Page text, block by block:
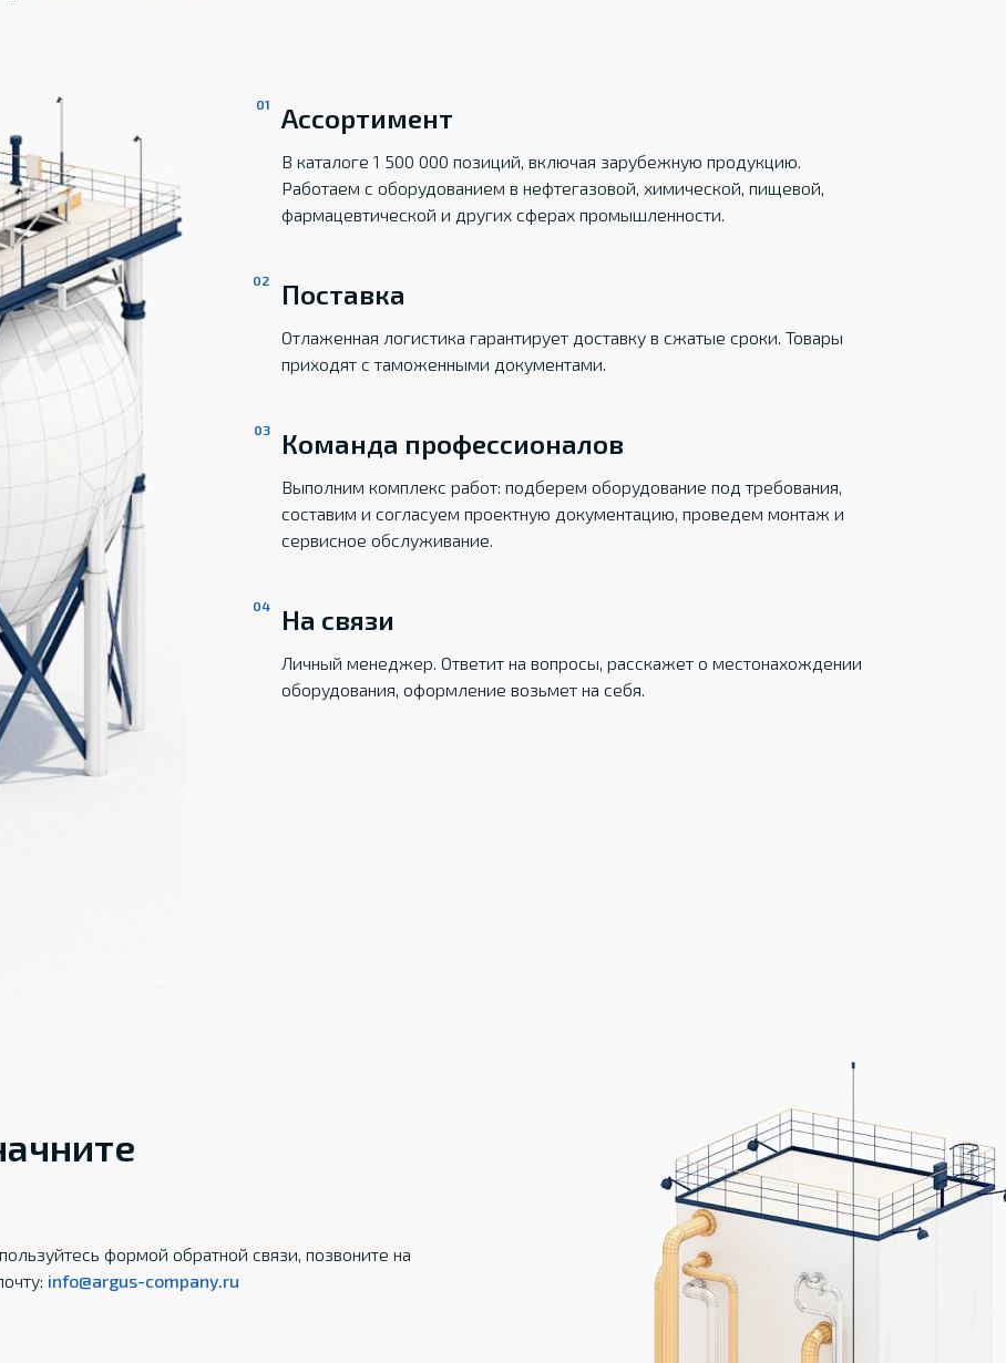
Ассортимент
В каталоге 1 500 000 позиций, включая зарубежную продукцию.
Работаем с оборудованием в нефтегазовой, химической, пищевой,
фармацевтической и других сферах промышленности.
Поставка
Отлаженная логистика гарантирует доставку в сжатые сроки. Товары
приходят с таможенными документами.
Команда профессионалов
Выполним комплекс работ: подберем оборудование под требования,
составим и согласуем проектную документацию, проведем монтаж и
сервисное обслуживание.
На связи
Личный менеджер. Ответит на вопросы, расскажет о местонахождении
оборудования, оформление возьмет на себя.
формой обратной связи, позвоните на
info@argus-company.ru